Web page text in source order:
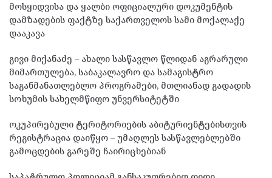
მოსყიდვისა და ყალბი ოფიციალური დოკუმენტის
დამზადების ფაქტზე საქართველოს სამი მოქალაქე
დააკავა
გივი მიქანაძე – ახალი სასწავლო წლიდან აგრარული
მიმართულება, საბაკალავრო და სამაგისტრო
საგანმანათლებლო პროგრამები, მთლიანად გადადის
სოხუმის სახელმწიფო უნვერსიტეტში
ოკუპირებული ტერიტორიების აბიტურიენტებისთვის
რეგისტრაცია დაიწყო – უმაღლეს სასწავლებლებში
გამოცდების გარეშე ჩაირიცხებიან